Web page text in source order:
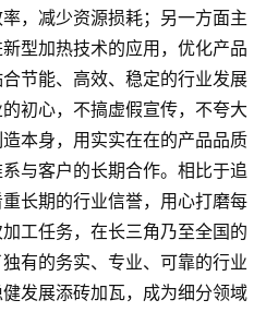
，减少资源损耗；另一方面主
型加热技术的应用，优化产品
节能、高效、稳定的行业发展
初心，不搞虚假宣传，不夸大
本身，用实实在在的产品品质
与客户的长期合作。相比于追
长期的行业信誉，用心打磨每
工任务，在长三角乃至全国的
有的务实、专业、可靠的行业
发展添砖加瓦，成为细分领域